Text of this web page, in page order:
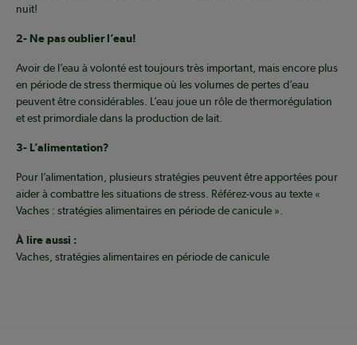
nuit!
2- Ne pas oublier l’eau!
Avoir de l’eau à volonté est toujours très important, mais encore plus
en période de stress thermique où les volumes de pertes d’eau
peuvent être considérables. L’eau joue un rôle de thermorégulation
et est primordiale dans la production de lait.
3- L’alimentation?
Pour l’alimentation, plusieurs stratégies peuvent être apportées pour
aider à combattre les situations de stress. Référez-vous au texte «
Vaches : stratégies alimentaires en période de canicule ».
À lire aussi :
Vaches, stratégies alimentaires en période de canicule